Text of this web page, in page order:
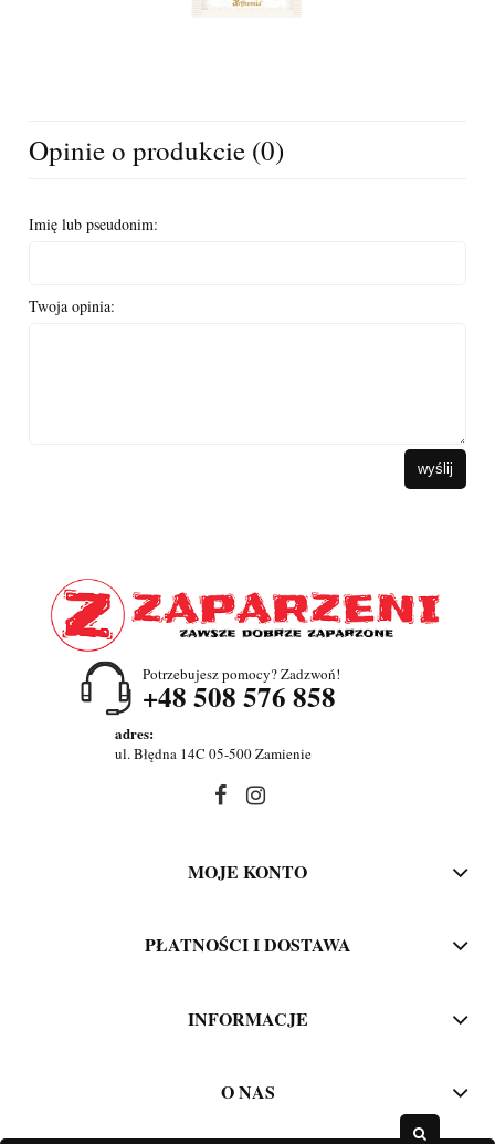
Opinie o produkcie (0)
Imię lub pseudonim:
Twoja opinia:
wyślij
Potrzebujesz pomocy? Zadzwoń!
+48 508 576 858
adres:
ul. Błędna 14C 05-500 Zamienie
MOJE KONTO
PŁATNOŚCI I DOSTAWA
INFORMACJE
O NAS